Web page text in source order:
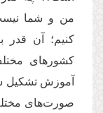
من و شما
کنیم؛ آن قدر
کشورهای
آموزش تشکیل
صورت‌های